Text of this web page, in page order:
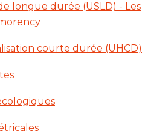
longue durée (USLD) - Les
courte durée (UHCD)